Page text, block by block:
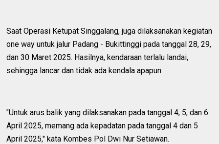
Saat Operasi Ketupat Singgalang, juga dilaksanakan kegiatan
one way untuk jalur Padang - Bukittinggi pada tanggal 28, 29,
dan 30 Maret 2025. Hasilnya, kendaraan terlalu landai,
sehingga lancar dan tidak ada kendala apapun.
"Untuk arus balik yang dilaksanakan pada tanggal 4, 5, dan 6
April 2025, memang ada kepadatan pada tanggal 4 dan 5
April 2025," kata Kombes Pol Dwi Nur Setiawan.